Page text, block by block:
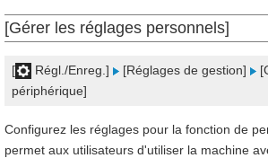
[Gérer les réglages personnels]
[ Régl./Enreg.] [Réglages de gestion]
périphérique]
Configurez les réglages pour la fonction de
permet aux utilisateurs d'utiliser la machine